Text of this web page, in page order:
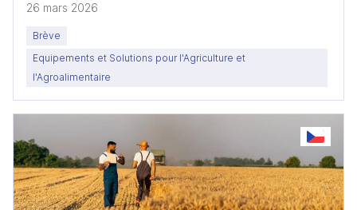
26 mars 2026
Brève
Equipements et Solutions pour l'Agriculture et
l'Agroalimentaire